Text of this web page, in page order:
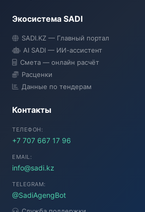
Экосистема SADI
SADI.KZ — Главный портал
AI SADI — ИИ-ассистент
Смета — онлайн расчёт
Расценки
Данные по тендерам
Контакты
ТЕЛЕФОН:
+7 707 667 17 96
EMAIL:
info@sadi.kz
TELEGRAM:
@SadiAgengBot
● Подключение...